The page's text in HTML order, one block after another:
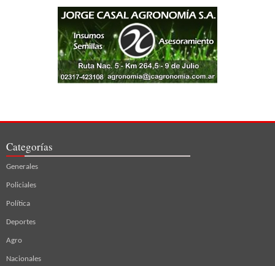
Categorías
Generales
Policiales
Política
Deportes
Agro
Nacionales